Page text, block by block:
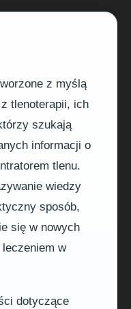
z myślą
tlenoterapii, ich
szukają
informacji o
tlenu.
wiedzy
sposób,
się w nowych
w
dotyczące